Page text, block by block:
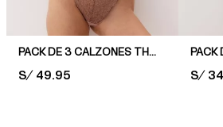
PACK DE 3 CALZONES THONG DE ENCAJE
PRICE:
S/ 49.95 S/